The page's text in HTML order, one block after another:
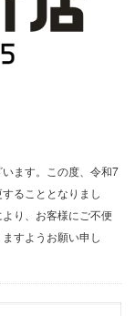
ます。この度、令和7
ることとなりまし
り、お客様にご不便
すようお願い申し